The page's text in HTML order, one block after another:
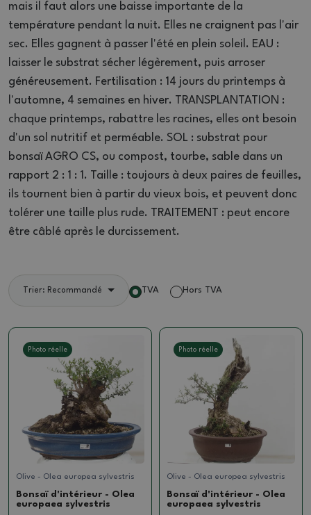
mais il faut alors une baisse importante de la
température pendant la nuit. Elles ne craignent pas l'air
sec. Elles gagnent à passer l'été en plein soleil. EAU :
laisser le substrat sécher légèrement, puis arroser
généreusement. Fertilisation : 14 jours du printemps à
l'automne, 4 semaines en hiver. TRANSPLANTATION :
chaque printemps, rabattre les racines, elles ont besoin
d'un sol nutritif et perméable. SOL : substrat pour
bonsaï AGRO CS, ou compost, tourbe, sable dans un
rapport 2 : 1 : 1. Taille : toujours à deux paires de feuilles,
ils tournent bien à partir du vieux bois, et peuvent donc
tolérer une taille plus rude. TRAITEMENT : peut encore
être câblé après le durcissement.
Trier: Recommandé TVA Hors TVA
Photo réelle
Olive - Olea europea sylvestris
Bonsaï d'intérieur - Olea
europaea sylvestris
Photo réelle
Olive - Olea europea sylvestris
Bonsaï d'intérieur - Olea
europaea sylvestris